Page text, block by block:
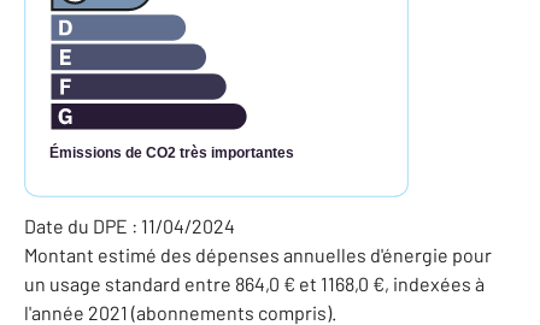
Émissions de CO2 très importantes
Date du DPE : 11/04/2024
Montant estimé des dépenses annuelles d'énergie pour
un usage standard entre 864,0 € et 1168,0 €, indexées à
l'année 2021 (abonnements compris).